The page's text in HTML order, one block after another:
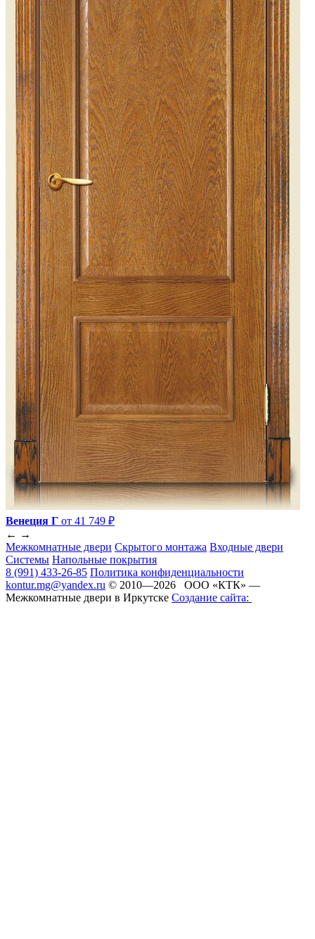
Венеция Г от 41 749 ₽
← →
Межкомнатные двери Скрытого монтажа Входные двери
Системы Напольные покрытия
8 (991) 433-26-85 Политика конфиденциальности
kontur.mg@yandex.ru © 2010—2026 ООО «КТК» —
Межкомнатные двери в Иркутске Создание сайта: